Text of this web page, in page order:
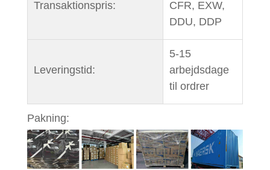
Transaktionspris:
CFR, EXW,
DDU, DDP
Leveringstid:
5-15
arbejdsdage
til ordrer
Pakning: